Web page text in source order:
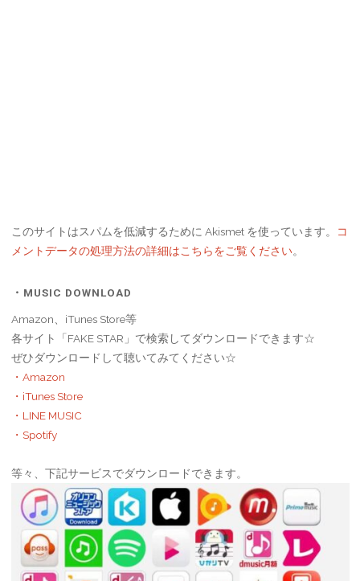
このサイトはスパムを低減するために Akismet を使っています。
コ
メントデータの処理方法の詳細はこちらをご覧ください。
・MUSIC DOWNLOAD
Amazon、iTunes Store等
各サイト「FAKE STAR」で検索してダウンロードできます☆
ぜひダウンロードして聴いてみてください☆
・Amazon
・iTunes Store
・LINE MUSIC
・Spotify
等々、下記サービスでダウンロードできます。